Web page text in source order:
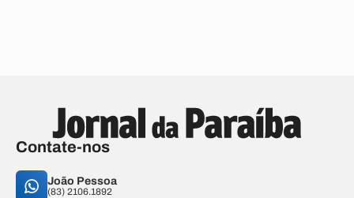
Contate-nos
João Pessoa
(83) 2106.1892